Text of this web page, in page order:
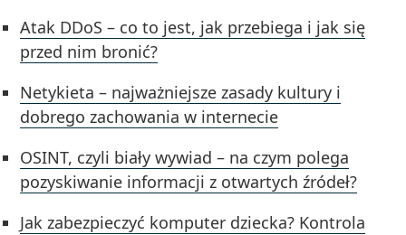
Atak DDoS – co to jest, jak przebiega i jak się
przed nim bronić?
Netykieta – najważniejsze zasady kultury i
dobrego zachowania w internecie
OSINT, czyli biały wywiad – na czym polega
pozyskiwanie informacji z otwartych źródeł?
Jak zabezpieczyć komputer dziecka? Kontrola